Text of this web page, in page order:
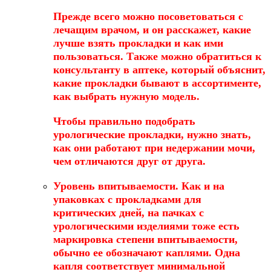
Прежде всего можно посоветоваться с
лечащим врачом, и он расскажет, какие
лучше взять прокладки и как ими
пользоваться. Также можно обратиться к
консультанту в аптеке, который объяснит,
какие прокладки бывают в ассортименте,
как выбрать нужную модель.
Чтобы правильно подобрать
урологические прокладки, нужно знать,
как они работают при недержании мочи,
чем отличаются друг от друга.
Уровень впитываемости. Как и на
упаковках с прокладками для
критических дней, на пачках с
урологическими изделиями тоже есть
маркировка степени впитываемости,
обычно ее обозначают каплями. Одна
капля соответствует минимальной